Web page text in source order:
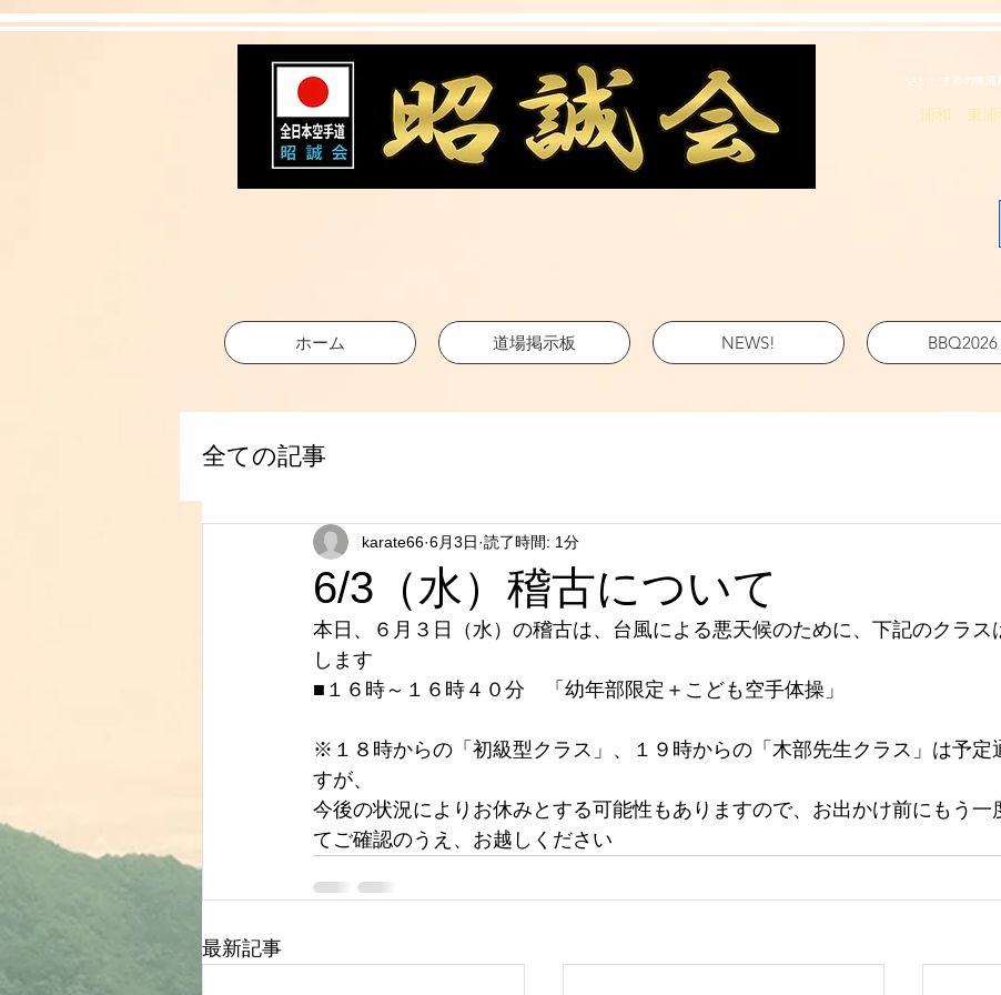
さいたま市の東
浦和 東浦
ホーム 道場掲示板 NEWS! BBQ2026
全ての記事
6/3（水）稽古について
karate66 6月3日 読了時間: 1分
本日、６月３日（水）の稽古は、台風による悪天候のために、下記のクラス
します
■１６時～１６時４０分　「幼年部限定＋こども空手体操」
※１８時からの「初級型クラス」、１９時からの「木部先生クラス」は予定
すが、
今後の状況によりお休みとする可能性もありますので、お出かけ前にもう一
てご確認のうえ、お越しください
最新記事